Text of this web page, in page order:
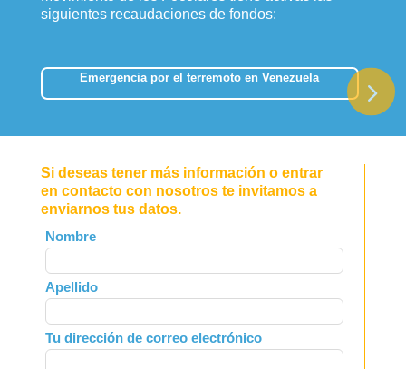
siguientes recaudaciones de fondos:
Emergencia por el terremoto en Venezuela
Si deseas tener más información o entrar
en contacto con nosotros te invitamos a
enviarnos tus datos.
Leave
this
field
blank
Nombre
Apellido
Tu dirección de correo electrónico